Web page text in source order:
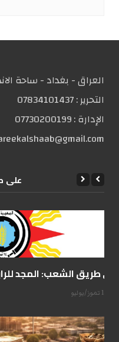
العراق - بغداد - ساحة
التحریر :07834101437
الإدارة :07730200199
علی
على طريق الشعب: المجد
14 تموز/يوليو